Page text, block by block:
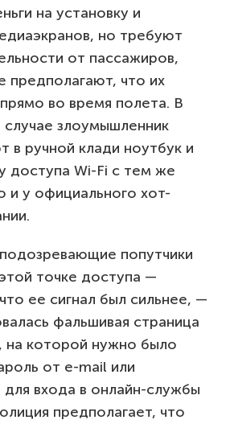
на установку и
но требуют
от пассажиров,
предполагают, что их
во время полета. В
злоумышленник
в ручной клади ноутбук и
доступа Wi-Fi с тем же
и у официального хот-
попутчики
точке доступа —
ее сигнал был сильнее, —
фальшивая страница
на которой нужно было
от e-mail или
входа в онлайн-службы
предполагает, что